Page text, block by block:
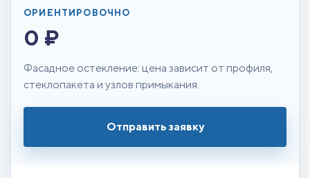
ОРИЕНТИРОВОЧНО
0 ₽
Фасадное остекление: цена зависит от профиля,
стеклопакета и узлов примыкания.
Отправить заявку